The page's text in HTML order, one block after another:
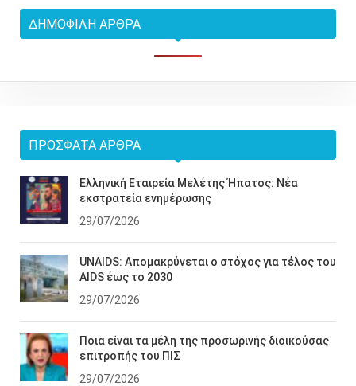
ΔΗΜΟΦΙΛΉ ΆΡΘΡΑ
ΠΡΌΣΦΑΤΑ ΆΡΘΡΑ
Ελληνική Εταιρεία Μελέτης Ήπατος: Νέα
εκστρατεία ενημέρωσης
29/07/2026
UNAIDS: Απομακρύνεται ο στόχος για τέλος του
AIDS έως το 2030
29/07/2026
Ποια είναι τα μέλη της προσωρινής διοικούσας
επιτροπής του ΠΙΣ
29/07/2026